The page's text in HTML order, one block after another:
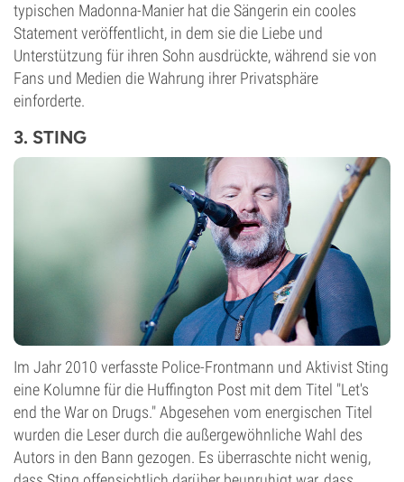
typischen Madonna-Manier hat die Sängerin ein cooles
Statement veröffentlicht, in dem sie die Liebe und
Unterstützung für ihren Sohn ausdrückte, während sie von
Fans und Medien die Wahrung ihrer Privatsphäre
einforderte.
3. STING
Im Jahr 2010 verfasste Police-Frontmann und Aktivist Sting
eine Kolumne für die Huffington Post mit dem Titel "Let's
end the War on Drugs." Abgesehen vom energischen Titel
wurden die Leser durch die außergewöhnliche Wahl des
Autors in den Bann gezogen. Es überraschte nicht wenig,